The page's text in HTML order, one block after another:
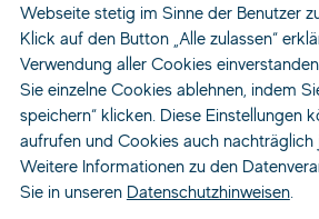
Webseite stetig im Sinne der Benutzer
Klick auf den Button „Alle zulassen“
Verwendung aller Cookies
Sie einzelne Cookies ablehnen, indem
speichern“ klicken. Diese Einstellungen
aufrufen und Cookies auch nachträglich
Weitere Informationen zu den
Sie in unseren Datenschutzhinweisen.